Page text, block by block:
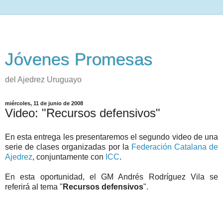
Jóvenes Promesas
del Ajedrez Uruguayo
miércoles, 11 de junio de 2008
Video: "Recursos defensivos"
En esta entrega les presentaremos el segundo video de una
serie de clases organizadas por la Federación Catalana de
Ajedrez, conjuntamente con ICC.
En esta oportunidad, el GM Andrés Rodríguez Vila se
referirá al tema " Recursos defensivos".